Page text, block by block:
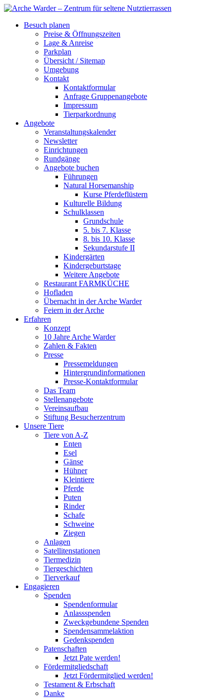
Besuch planen
Preise & Öffnungszeiten
Lage & Anreise
Parkplan
Übersicht / Sitemap
Umgebung
Kontakt
Kontaktformular
Anfrage Gruppenangebote
Impressum
Tierparkordnung
Angebote
Veranstaltungskalender
Newsletter
Einrichtungen
Rundgänge
Angebote buchen
Führungen
Natural Horsemanship
Kurse Pferdeflüstern
Kulturelle Bildung
Schulklassen
Grundschule
5. bis 7. Klasse
8. bis 10. Klasse
Sekundarstufe II
Kindergärten
Kindergeburtstage
Weitere Angebote
Restaurant FARMKÜCHE
Hofladen
Übernacht in der Arche Warder
Feiern in der Arche
Erfahren
Konzept
10 Jahre Arche Warder
Zahlen & Fakten
Presse
Pressemeldungen
Hintergrundinformationen
Presse-Kontaktformular
Das Team
Stellenangebote
Vereinsaufbau
Stiftung Besucherzentrum
Unsere Tiere
Tiere von A-Z
Enten
Esel
Gänse
Hühner
Kleintiere
Pferde
Puten
Rinder
Schafe
Schweine
Ziegen
Anlagen
Satellitenstationen
Tiermedizin
Tiergeschichten
Tierverkauf
Engagieren
Spenden
Spendenformular
Anlassspenden
Zweckgebundene Spenden
Spendensammelaktion
Gedenkspenden
Patenschaften
Jetzt Pate werden!
Fördermitgliedschaft
Jetzt Fördermitglied werden!
Testament & Erbschaft
Danke